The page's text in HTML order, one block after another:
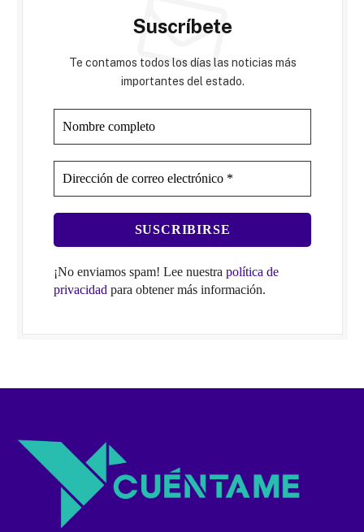
Suscríbete
Te contamos todos los días las noticias más
importantes del estado.
¡No enviamos spam! Lee nuestra política de
privacidad para obtener más información.